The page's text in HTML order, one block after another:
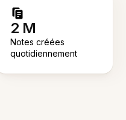
2 M
Notes créées
quotidiennement